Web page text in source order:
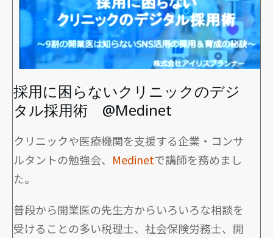
採用に困らないクリニックのデジ
タル採用術 @Medinet
クリニックや医療機関を支援する企業・コンサ
ルタントの勉強会、 Medinetで講師を務めまし
た。
普段から開業医の先生方からいろいろな相談を
受けることの多い税理士、社会保険労務士、開